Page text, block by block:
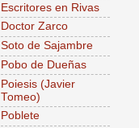
Escritores en Rivas
Doctor Zarco
Soto de Sajambre
Pobo de Dueñas
Poiesis (Javier
Tomeo)
Poblete